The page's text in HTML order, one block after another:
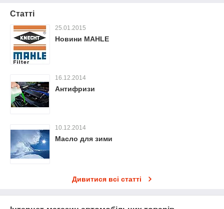
Статті
25.01.2015
Новини MAHLE
16.12.2014
Антифризи
10.12.2014
Масло для зими
Дивитися всі статті